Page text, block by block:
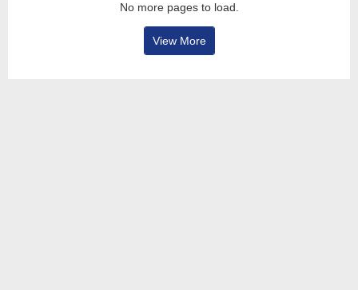
No more pages to load.
View More